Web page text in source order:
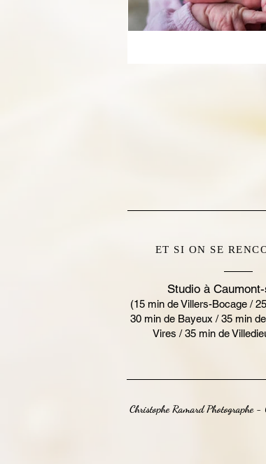
ET SI ON SE
Studio à
(15 min de Villers-Bocage /
30 min de Bayeux / 35 min
Vires / 35 min de
Christophe Ramard